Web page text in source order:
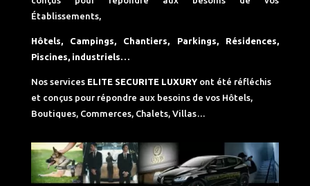
Établissements,
Hôtels, Campings, Chantiers, Parkings, Résidences,
Piscines, industriels…
Nos services ELITE SECURITE LUXURYont été réfléchis
et conçus pour répondre aux besoins de vos Hôtels,
Boutiques, Commerces, Chalets, Villas…